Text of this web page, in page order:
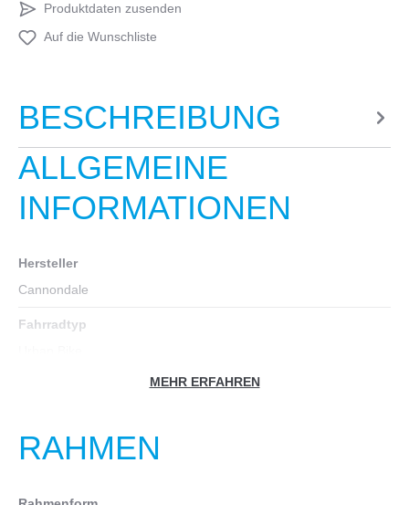
Produktdaten zusenden
Auf die Wunschliste
BESCHREIBUNG
ALLGEMEINE
INFORMATIONEN
Hersteller
Cannondale
Fahrradtyp
Geschlecht
MEHR ERFAHREN
RAHMEN